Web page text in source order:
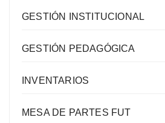
GESTIÓN INSTITUCIONAL
GESTIÓN PEDAGÓGICA
INVENTARIOS
MESA DE PARTES FUT